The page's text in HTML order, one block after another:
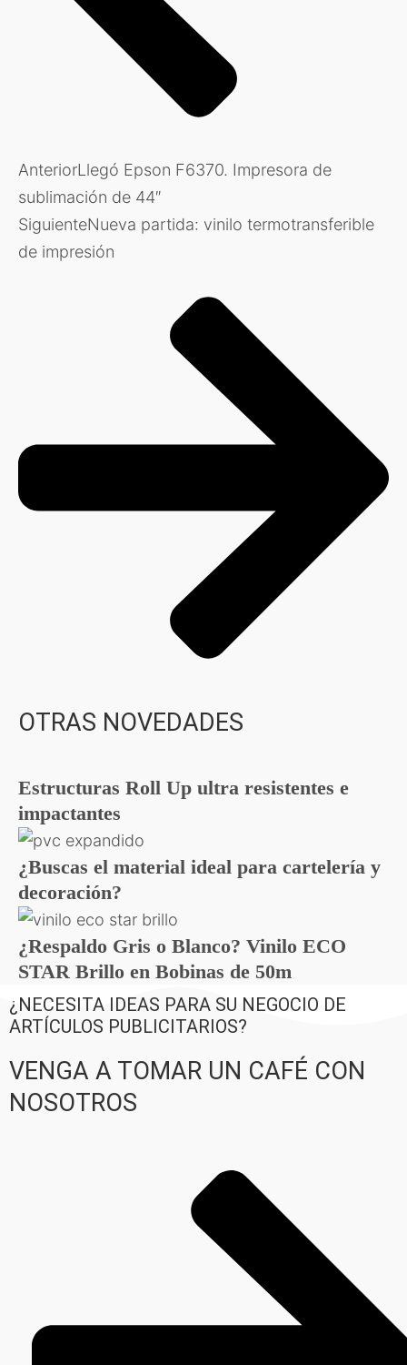
AnteriorLlegó Epson F6370. Impresora de
sublimación de 44″
SiguienteNueva partida: vinilo termotransferible
de impresión
OTRAS NOVEDADES
Estructuras Roll Up ultra resistentes e
impactantes
¿Buscas el material ideal para cartelería y
decoración?
¿Respaldo Gris o Blanco? Vinilo ECO
STAR Brillo en Bobinas de 50m
¿NECESITA IDEAS PARA SU NEGOCIO DE
ARTÍCULOS PUBLICITARIOS?
VENGA A TOMAR UN CAFÉ CON
NOSOTROS